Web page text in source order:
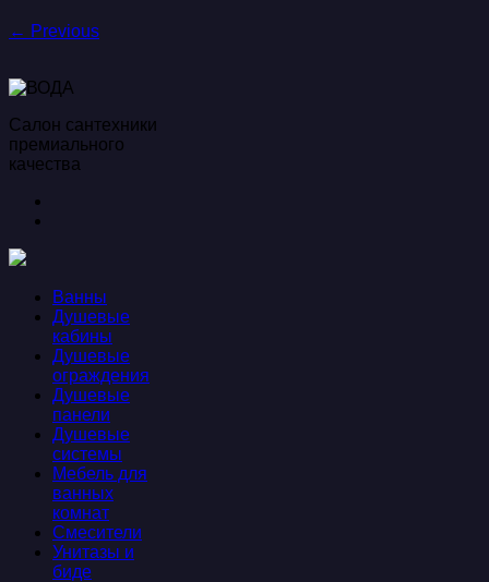
← Previous
Салон сантехники
премиального
качества
Ванны
Душевые
кабины
Душевые
ограждения
Душевые
панели
Душевые
системы
Мебель для
ванных
комнат
Смесители
Унитазы и
биде